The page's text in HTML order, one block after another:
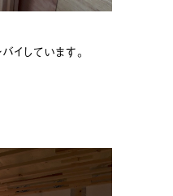
イしています。